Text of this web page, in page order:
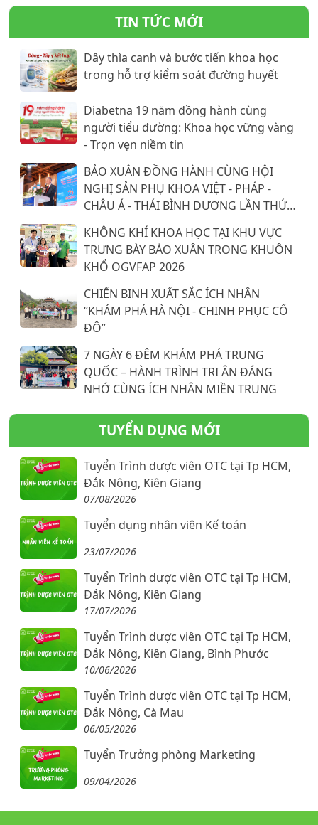
TIN TỨC MỚI
Dây thìa canh và bước tiến khoa học
trong hỗ trợ kiểm soát đường huyết
Diabetna 19 năm đồng hành cùng
người tiểu đường: Khoa học vững vàng
- Trọn vẹn niềm tin
BẢO XUÂN ĐỒNG HÀNH CÙNG HỘI
NGHỊ SẢN PHỤ KHOA VIỆT - PHÁP -
CHÂU Á - THÁI BÌNH DƯƠNG LẦN THỨ
26: 16 NĂM KHẲNG ĐỊNH VỊ THẾ TỪ
NỀN TẢNG KHOA HỌC
KHÔNG KHÍ KHOA HỌC TẠI KHU VỰC
TRƯNG BÀY BẢO XUÂN TRONG KHUÔN
KHỔ OGVFAP 2026
CHIẾN BINH XUẤT SẮC ÍCH NHÂN
“KHÁM PHÁ HÀ NỘI - CHINH PHỤC CỐ
ĐÔ”
7 NGÀY 6 ĐÊM KHÁM PHÁ TRUNG
QUỐC – HÀNH TRÌNH TRI ÂN ĐÁNG
NHỚ CÙNG ÍCH NHÂN MIỀN TRUNG
TUYỂN DỤNG MỚI
Tuyển Trình dược viên OTC tại Tp HCM,
Đắk Nông, Kiên Giang
07/08/2026
Tuyển dụng nhân viên Kế toán
23/07/2026
Tuyển Trình dược viên OTC tại Tp HCM,
Đắk Nông, Kiên Giang
17/07/2026
Tuyển Trình dược viên OTC tại Tp HCM,
Đắk Nông, Kiên Giang, Bình Phước
10/06/2026
Tuyển Trình dược viên OTC tại Tp HCM,
Đắk Nông, Cà Mau
06/05/2026
Tuyển Trưởng phòng Marketing
09/04/2026